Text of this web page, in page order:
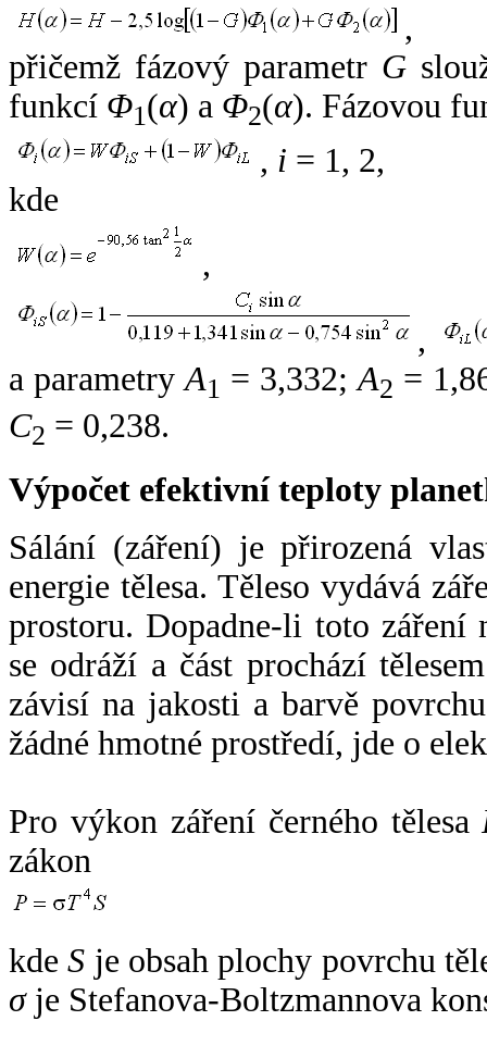
,
přičemž fázový parametr G
funkcí Φ1(α) a Φ2(α). Fázovou
, i = 1, 2,
kde
,
,
a parametryA1 = 3,332;A2 =
C2 = 0,238.
Výpočet efektivní teploty
Sálání (záření) je přirozená
energie tělesa. Těleso vydává
prostoru. Dopadne-li toto záření
se odráží a část prochází
závisí na jakosti a barvě
žádné hmotné prostředí, jde o
Pro výkon záření černého tělesa
zákon
kdeS je obsah plochy povrchu
σje Stefanova-Boltzmannova